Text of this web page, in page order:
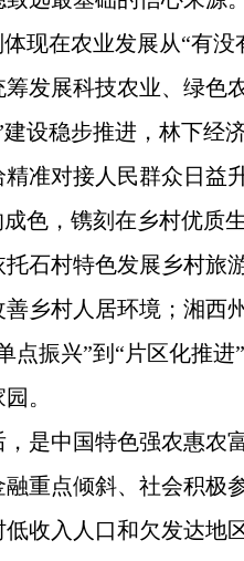
体现在农业发展从“有
发展科技农业、绿色
建设稳步推进，林下
准对接人民群众日益
成色，镌刻在乡村优质
石村特色发展乡村旅
善乡村人居环境；湘
点振兴”到“片区化推
。
，是中国特色强农惠农
重点倾斜、社会积极
收入人口和欠发达地